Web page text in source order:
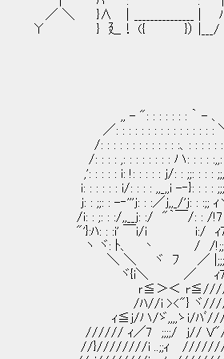
／ ＼ }∧
Υ } 廴！ ({ }）
,, - ": : : : : : : ｀ - 、
／: : : : : : : : : : : : : : : :
/: : : : : : : : : : : : :、: : : : : : :
/: : : : ,: : : : : : : : ハ: : : : :,,: :
,': : : : : i: !: : : : : j/: : ;;: : : :
i: : : : : : i/: : : : ,,_,,i -‐}: : : : ;;;;;:
j: : ;;: : -‐'''j: : :／j,,_/'j: : :;; ｨヽ
/i: : ;: : :/,,__j: :/ "｀￣/: : /!7
"'}:ﾊ: : :i' ￣i/i i:/ ｨ
ヽ ヾ: ﾄ、 丶 / /
＼ ＼ ヾ ﾌ ／ |;;;;ハ
ヾ{i＼ ／ ｨ
ｒ≦＞＜
/ﾊ//i ><"} ヾ///// ｨ
ｨ≦j/ハ/ゞ,,,,ゝi/ﾊﾞ///
////// ｨ／7 ;;;;/ j//
//}////////i ..;;ｨ